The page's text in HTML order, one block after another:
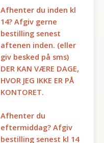
Afhenter du inden kl
14? Afgiv gerne
bestilling senest
aftenen inden. (eller
giv besked på sms)
DER KAN VÆRE DAGE,
HVOR JEG IKKE ER PÅ
KONTORET.
Afhenter du
eftermiddag? Afgiv
bestilling senest kl 14